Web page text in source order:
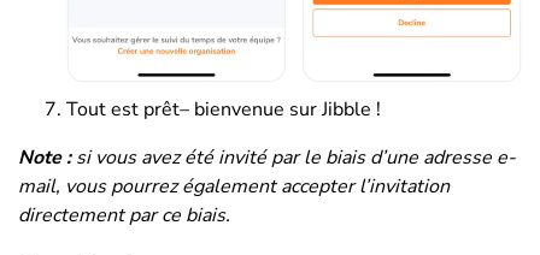
Tout est prêt– bienvenue sur Jibble !
Note :si vous avez été invité par le biais d’une adresse e-
mail, vous pourrez également accepter l’invitation
directement par ce biais.